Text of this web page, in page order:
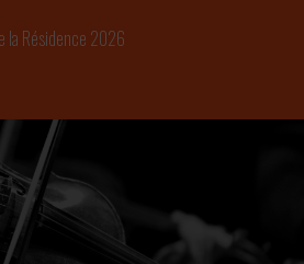
la Résidence 2026